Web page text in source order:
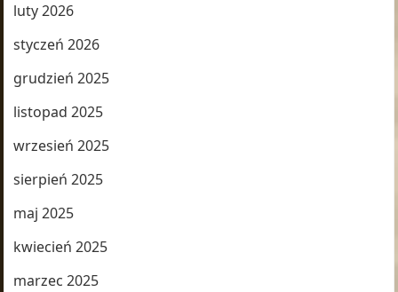
luty 2026
styczeń 2026
grudzień 2025
listopad 2025
wrzesień 2025
sierpień 2025
maj 2025
kwiecień 2025
marzec 2025